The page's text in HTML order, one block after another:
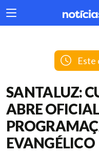
Este
SANTALUZ:
ABRE
EVANGÉLICO